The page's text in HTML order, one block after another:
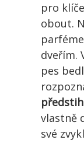
pro
obout.
dveřím.
pes
vlastně
své